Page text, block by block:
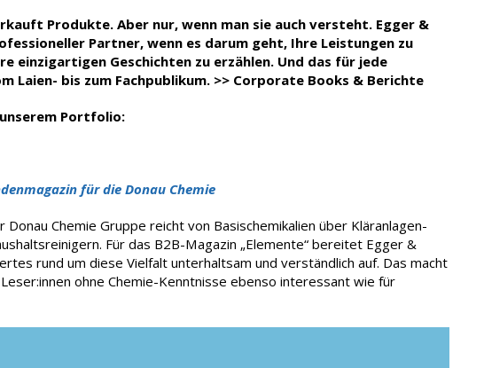
Produkte. Aber nur, wenn man sie auch versteht. Egger &
Partner, wenn es darum geht, Ihre Leistungen zu
einzigartigen Geschichten zu erzählen. Und das für jede
Laien- bis zum Fachpublikum. >> Corporate Books & Berichte
Portfolio:
für die Donau Chemie
Chemie Gruppe reicht von Basischemikalien über Kläranlagen-
Für das B2B-Magazin „Elemente“ bereitet Egger &
rund um diese Vielfalt unterhaltsam und verständlich auf. Das macht
ohne Chemie-Kenntnisse ebenso interessant wie für